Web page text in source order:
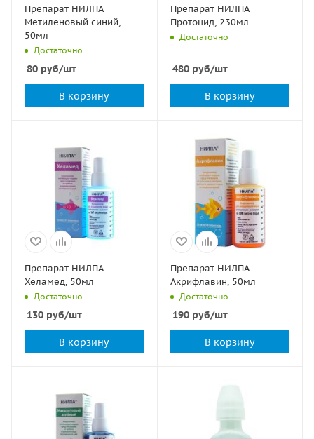
Препарат НИЛПА
Метиленовый синий,
50мл
Достаточно
80 руб/шт
В корзину
Препарат НИЛПА
Протоцид, 230мл
Достаточно
480руб/шт
В корзину
Препарат НИЛПА
Хеламед, 50мл
Достаточно
130 руб/шт
В корзину
Препарат НИЛПА
Акрифлавин, 50мл
Достаточно
190руб/шт
В корзину